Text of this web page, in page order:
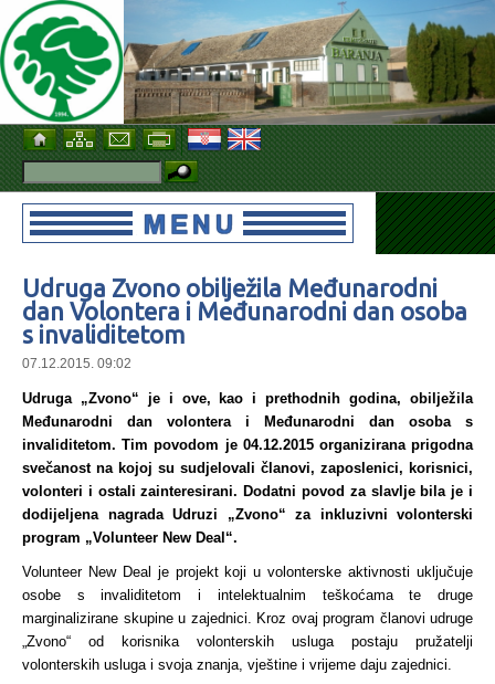
Udruga Zvono obilježila Međunarodni
dan Volontera i Međunarodni dan osoba
s invaliditetom
07.12.2015. 09:02
Udruga „Zvono“ je i ove, kao i prethodnih godina, obilježila
Međunarodni dan volontera i Međunarodni dan osoba s
invaliditetom. Tim povodom je 04.12.2015 organizirana prigodna
svečanost na kojoj su sudjelovali članovi, zaposlenici, korisnici,
volonteri i ostali zainteresirani. Dodatni povod za slavlje bila je i
dodijeljena nagrada Udruzi „Zvono“ za inkluzivni volonterski
program „Volunteer New Deal“.
Volunteer New Deal je projekt koji u volonterske aktivnosti uključuje
osobe s invaliditetom i intelektualnim teškoćama te druge
marginalizirane skupine u zajednici. Kroz ovaj program članovi udruge
„Zvono“ od korisnika volonterskih usluga postaju pružatelji
volonterskih usluga i svoja znanja, vještine i vrijeme daju zajednici.